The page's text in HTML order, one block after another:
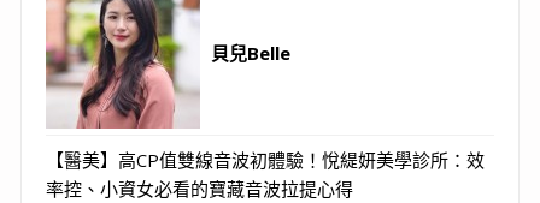
貝兒Belle
【醫美】高CP值雙線音波初體驗！悅緹妍美學診所：效
率控、小資女必看的寶藏音波拉提心得